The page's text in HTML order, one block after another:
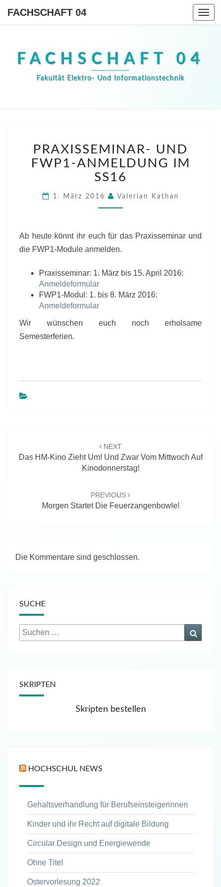
FACHSCHAFT 04
FACHSCHAFT 04
Fakultät Elektro- Und Informationstechnik
UND
FWP1-
ANMELDUNG
IM
SS16
PRAXISSEMINAR- UND
FWP1-ANMELDUNG IM
SS16
1. März 2016 Valerian Kathan
Ab heute könnt ihr euch für das Praxisseminar und
die FWP1-Module anmelden.
Praxisseminar: 1. März bis 15. April 2016:
Anmeldeformular
FWP1-Modul: 1. bis 8. März 2016:
Anmeldeformular
Wir wünschen euch noch erholsame
Semesterferien.
NEXT
Das HM-Kino Zieht Um! Und Zwar Vom Mittwoch Auf
Kinodonnerstag!
PREVIOUS
Morgen Startet Die Feuerzangenbowle!
Die Kommentare sind geschlossen.
SUCHE
Suchen
nach:
SKRIPTEN
Skripten bestellen
HOCHSCHUL NEWS
Gehaltsverhandlung für Berufseinsteigerinnen
Kinder und ihr Recht auf digitale Bildung
Circular Design und Energiewende
Ohne Titel
Ostervorlesung 2022